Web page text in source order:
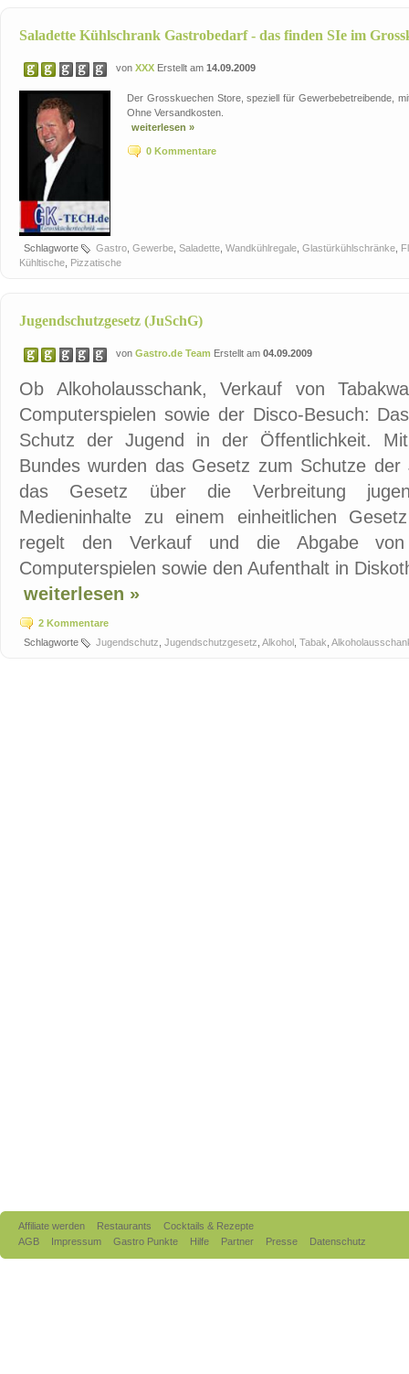
Saladette Kühlschrank Gastrobedarf - das finden SIe im
von XXX Erstellt am 14.09.2009
Der Grosskuechen Store, speziell für Gewerbebetreibende,
Ohne Versandkosten.
weiterlesen »
0 Kommentare
Schlagworte Gastro Gewerbe Saladette Wandkühlregale Glastürkühlschränke
Kühltische Pizzatische
Jugendschutzgesetz (JuSchG)
von Gastro.de Team Erstellt am 04.09.2009
Ob Alkoholausschank, Verkauf von
Computerspielen sowie der Disco-Besuch:
Schutz der Jugend in der Öffentlichkeit.
Bundes wurden das Gesetz zum Schutze
das Gesetz über die Verbreitung
Medieninhalte zu einem einheitlichen
regelt den Verkauf und die Abgabe
Computerspielen sowie den Aufenthalt in
weiterlesen »
2 Kommentare
Schlagworte
Jugendschutz Jugendschutzgesetz Alkohol Tabak
Affiliate werden Restaurants
Cocktails & Rezepte
AGB
Impressum Gastro Punkte Hilfe Partner Presse Datenschutz